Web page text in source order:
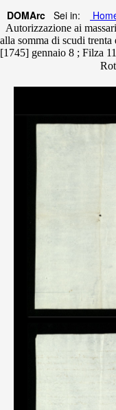
DOMArc Sei in:
Autorizzazione ai
alla somma di scudi
[1745] gennaio 8 ; Filza